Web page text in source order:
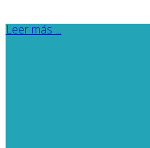
Leer más ...